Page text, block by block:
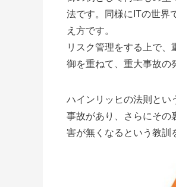
法です。同様にITの世界
え方です。
リスク管理をする上で
御を重ねて、重大事故の
ハインリッヒの法則とい
事故があり、さらにその
害が無くなるという教訓